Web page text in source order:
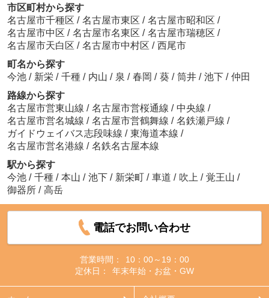
市区町村から探す
名古屋市千種区 / 名古屋市東区 / 名古屋市昭和区 /
名古屋市中区 / 名古屋市名東区 / 名古屋市瑞穂区 /
名古屋市天白区 / 名古屋市中村区 / 西尾市
町名から探す
今池 / 新栄 / 千種 / 内山 / 泉 / 春岡 / 葵 / 筒井 / 池下 / 仲田
路線から探す
名古屋市営東山線 / 名古屋市営桜通線 / 中央線 /
名古屋市営名城線 / 名古屋市営鶴舞線 / 名鉄瀬戸線 /
ガイドウェイバス志段味線 / 東海道本線 /
名古屋市営名港線 / 名鉄名古屋本線
駅から探す
今池 / 千種 / 本山 / 池下 / 新栄町 / 車道 / 吹上 / 覚王山 /
御器所 / 高岳
電話でお問い合わせ
営業時間：
10：00～19：00
定休日：
年末年始・お盆・GW